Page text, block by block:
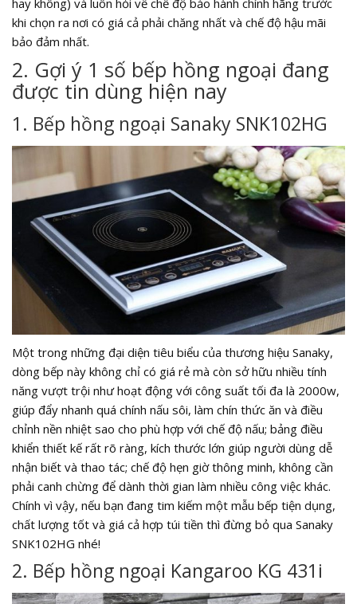
khi chọn ra nơi có giá cả phải chăng nhất và chế độ hậu mãi
bảo đảm nhất.
2. Gợi ý 1 số bếp hồng ngoại đang
được tin dùng hiện nay
1. Bếp hồng ngoại Sanaky SNK102HG
Một trong những đại diện tiêu biểu của thương hiệu Sanaky,
dòng bếp này không chỉ có giá rẻ mà còn sở hữu nhiều tính
năng vượt trội như hoạt động với công suất tối đa là 2000w,
giúp đẩy nhanh quá chính nấu sôi, làm chín thức ăn và điều
chỉnh nền nhiệt sao cho phù hợp với chế độ nấu; bảng điều
khiển thiết kế rất rõ ràng, kích thước lớn giúp người dùng dễ
nhận biết và thao tác; chế độ hẹn giờ thông minh, không cần
phải canh chừng để dành thời gian làm nhiều công việc khác.
Chính vì vậy, nếu bạn đang tim kiếm một mẫu bếp tiện dụng,
chất lượng tốt và giá cả hợp túi tiền thì đừng bỏ qua Sanaky
SNK102HG nhé!
2. Bếp hồng ngoại Kangaroo KG 431i